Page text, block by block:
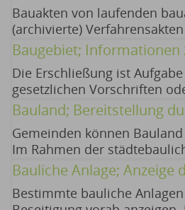
Bauakten von laufenden
(archivierte)
werden. Die Akteneinsicht
Übersendung einer Kopie.
Baugebiet; Informationen
Die Erschließung ist
gesetzlichen Vorschriften
obliegt. Für die Herstellung
die Versorgungsträger zu
Bauland; Bereitstellung
Gemeinden können
Im Rahmen der
Grundstücke als Bauland
Verfügung stellen. 01.10.2025
Bauliche Anlage; Anzeige
Bestimmte bauliche